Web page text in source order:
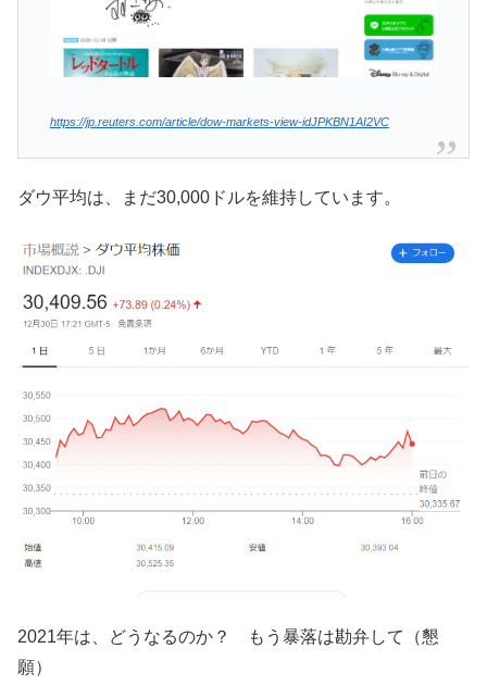
https://jp.reuters.com/article/dow-markets-view-idJPKBN1AI2VC
ダウ平均は、まだ30,000ドルを維持しています。
2021年は、どうなるのか？ もう暴落は勘弁して（懇
願）